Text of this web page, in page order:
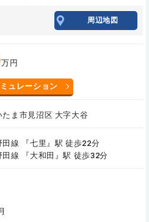
周辺地図
万円
ュレーション
たま市見沼区 大字大谷
田線 『七里』駅 徒歩22分
田線 『大和田』駅 徒歩32分